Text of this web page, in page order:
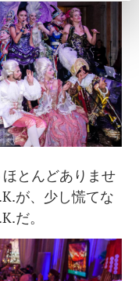
ほとんどありませ
が、少し慌てな
だ。